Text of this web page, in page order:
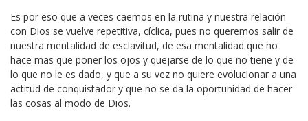
Es por eso que a veces caemos en la rutina y nuestra relación
con Dios se vuelve repetitiva, cíclica, pues no queremos salir de
nuestra mentalidad de esclavitud, de esa mentalidad que no
hace mas que poner los ojos y quejarse de lo que no tiene y de
lo que no le es dado, y que a su vez no quiere evolucionar a una
actitud de conquistador y que no se da la oportunidad de hacer
las cosas al modo de Dios.